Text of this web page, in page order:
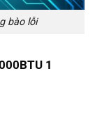
bào lỗi
1